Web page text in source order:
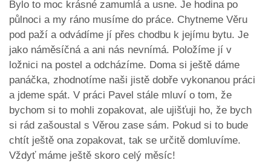
Bylo to moc krásné zamumlá a usne. Je hodina po
půlnoci a my ráno musíme do práce. Chytneme Věru
pod paží a odvádíme jí přes chodbu k jejímu bytu. Je
jako náměsíčná a ani nás nevnímá. Položíme jí v
ložnici na postel a odcházíme. Doma si ještě dáme
panáčka, zhodnotíme naši jistě dobře vykonanou práci
a jdeme spát. V práci Pavel stále mluví o tom, že
bychom si to mohli zopakovat, ale ujišťuji ho, že bych
si rád zašoustal s Věrou zase sám. Pokud si to bude
chtít ještě ona zopakovat, tak se určitě domluvíme.
Vždyť máme ještě skoro celý měsíc!